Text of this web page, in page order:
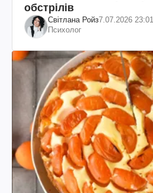
обстрілів
Світлана Ройз7.07.2026 23:01
Психолог